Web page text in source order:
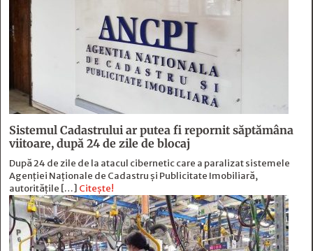
Sistemul Cadastrului ar putea fi repornit săptămâna
viitoare, după 24 de zile de blocaj
După 24 de zile de la atacul cibernetic care a paralizat sistemele
Agenției Naționale de Cadastru și Publicitate Imobiliară,
autoritățile […] Citește!